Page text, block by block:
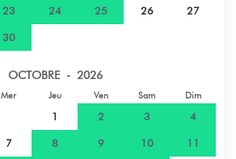
23 24 25 26 27
30
OCTOBRE - 2026
Mer Jeu Ven Sam Dim
1 2 3 4
7 8 9 10 11